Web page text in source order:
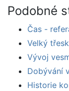
Podobné
Čas -
Velký
Vývoj
Dobývání
Historie